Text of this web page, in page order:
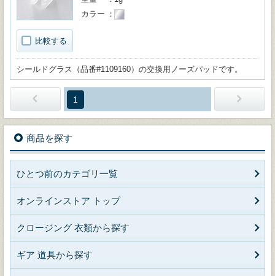
比較する
カラー
シールドグラス（品番#1109160）の交換用ノーズパッドです。
1
商品を探す
ひとつ前のカテゴリ一覧
オンラインストア トップ
クロージング 衣類から探す
ギア 道具から探す